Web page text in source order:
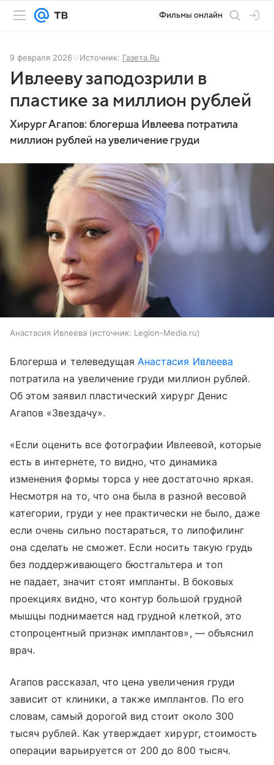
Фильмы онлайн
9 февраля 2026 Источник: Газета.Ru
Ивлееву заподозрили в
пластике за миллион рублей
Хирург Агапов: блогерша Ивлеева потратила
миллион рублей на увеличение груди
Анастасия Ивлеева источник: Legion-Media.ru
Блогерша и телеведущаяАнастасия Ивлеева
потратила на увеличение груди миллион рублей.
Об этом заявил пластический хирург Денис
Агапов «Звездачу».
«Если оценить все фотографии Ивлеевой, которые
есть в интернете, то видно, что динамика
изменения формы торса у нее достаточно яркая.
Несмотря на то, что она была в разной весовой
категории, груди у нее практически не было, даже
если очень сильно постараться, то липофилинг
она сделать не сможет. Если носить такую грудь
без поддерживающего бюстгальтера и топ
не падает, значит стоят импланты. В боковых
проекциях видно, что контур большой грудной
мышцы поднимается над грудной клеткой, это
стопроцентный признак имплантов», — объяснил
врач.
Агапов рассказал, что цена увеличения груди
зависит от клиники, а также имплантов. По его
словам, самый дорогой вид стоит около 300
тысяч рублей. Как утверждает хирург, стоимость
операции варьируется от 200 до 800 тысяч.